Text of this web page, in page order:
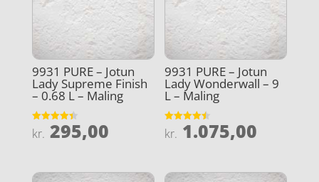
9931 PURE – Jotun
Lady Supreme Finish
– 0.68 L – Maling
Vurderet
4.4
kr. 295,00
9931 PURE – Jotun
Lady Wonderwall – 9
L – Maling
Vurderet
4.5
kr. 1.075,00